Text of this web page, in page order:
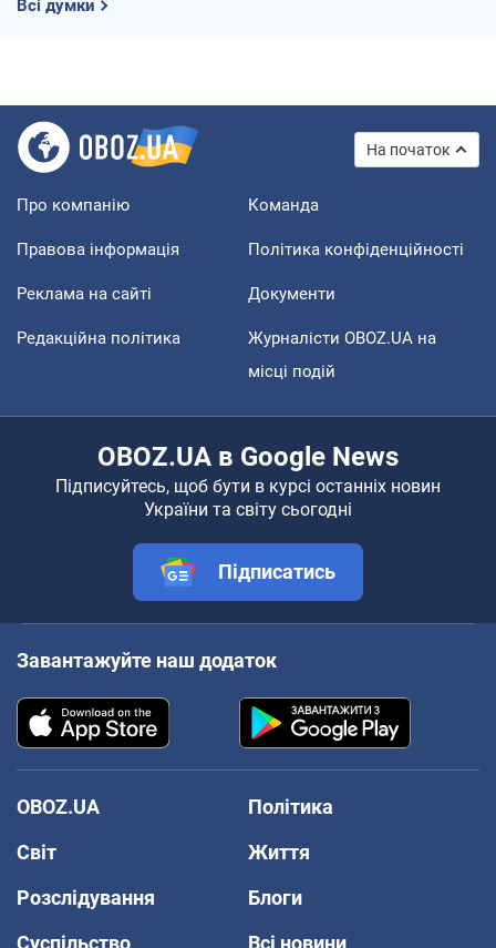
Всі думки
На початок
Про компанію Команда
Правова інформація Політика конфіденційності
Реклама на сайті Документи
Редакційна політика
Журналісти OBOZ.UA на
місці подій
OBOZ.UA в Google News
Підписуйтесь, щоб бути в курсі останніх новин
України та світу сьогодні
Підписатись
Завантажуйте наш додаток
OBOZ.UA
Політика
Світ
Життя
Розслідування
Блоги
Суспільство
Всі новини